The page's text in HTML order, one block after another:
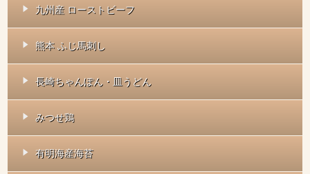
九州産 ローストビーフ
熊本 ふじ馬刺し
長崎ちゃんぽん・皿うどん
みつせ鶏
有明海産海苔